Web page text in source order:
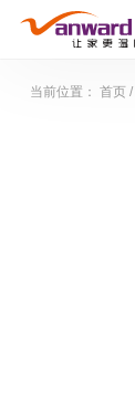
当前位置： 首页/